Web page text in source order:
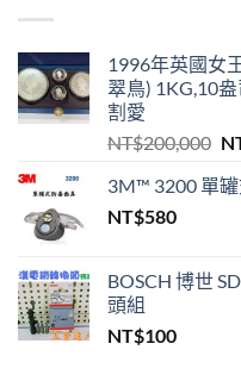
1996年英國女
翠鳥) 1KG,10
割愛
NT$200,000 原
價
3M™ 3200 單
NT$580
BOSCH 博世
頭組
NT$100